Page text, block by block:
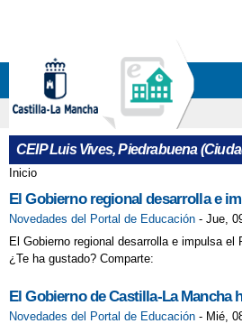
CEIP Luis Vives, Piedrabuena
Se encuentra usted
Inicio
El Gobierno regional desarrolla e
Novedades del Portal de Educación - Jue,
El Gobierno regional desarrolla e impulsa
¿Te ha gustado? Comparte:
El Gobierno de Castilla-La
Novedades del Portal de Educación - Mié,